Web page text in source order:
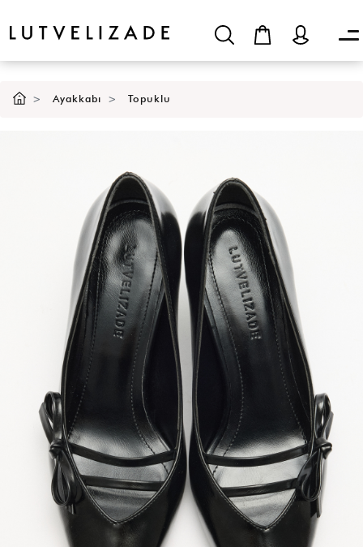
Ayakkabı Topuklu